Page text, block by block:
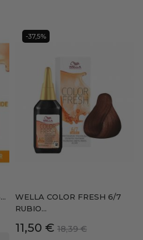
WELLA COLOR FRESH 6/7
RUBIO...
Precio
11,50 € Precio
18,39 €
-37,5%